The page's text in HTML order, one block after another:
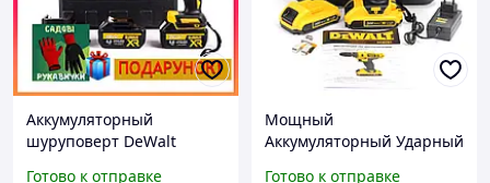
Аккумуляторный
шуруповерт DeWalt
Готово к отправке
Мощный
Аккумуляторный Ударный
Готово к отправке